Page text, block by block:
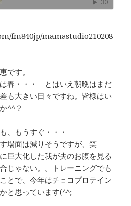
s k
fm840jp/mamastudio210208
です。
春・・・ とはいえ朝晩はまだ
も大きい日々ですね。皆様はい
^^？
、もうすぐ・・・
場面は減りそうですが、笑
巨大化した我が夫のお腹を見る
じゃない。。トレーニングでも
とで、今年はチョコプロテイン
と思っています(^^;